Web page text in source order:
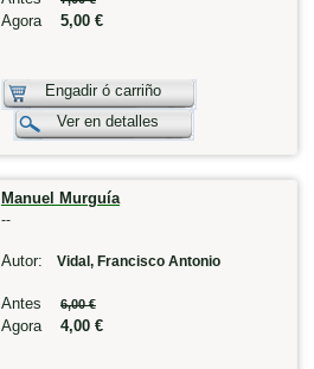
Agora 5,00 €
Engadir ó carriño
Ver en detalles
Manuel Murguía
--
Autor: Vidal, Francisco Antonio
Antes 6,00 €
Agora 4,00 €